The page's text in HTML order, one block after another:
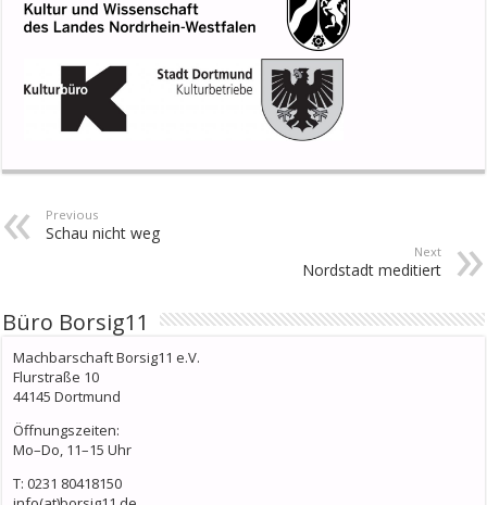
Previous
Schau nicht weg
Next
Nordstadt meditiert
Büro Borsig11
Machbarschaft Borsig11 e.V.
Flurstraße 10
44145 Dortmund
Öffnungszeiten:
Mo–Do, 11–15 Uhr
T: 0231 80418150